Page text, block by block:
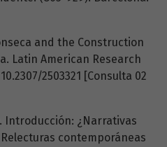
and the Construction
Latin American Research
2503321 [Consulta 02
Introducción: ¿Narrativas
contemporáneas